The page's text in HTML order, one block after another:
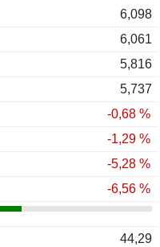
6,098
6,061
5,816
5,737
-0,68 %
-1,29 %
-5,28 %
-6,56 %
44,29